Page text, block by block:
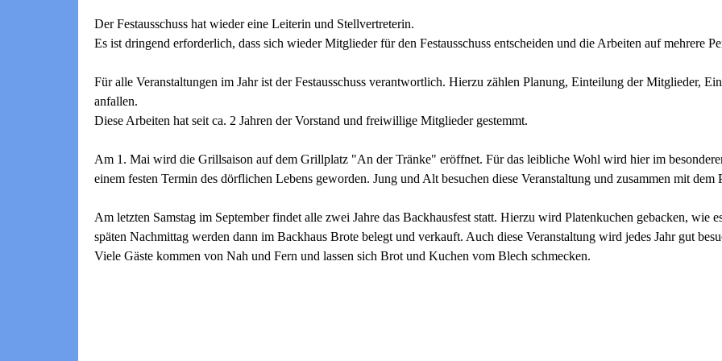
Der Festausschuss hat wieder eine Leiterin und Stellvertreterin.
Es ist dringend erforderlich, dass sich wieder Mitglieder für den Festausschuss entscheiden und die Arbeiten auf mehrere
Für alle Veranstaltungen im Jahr ist der Festausschuss verantwortlich. Hierzu zählen Planung, Einteilung der Mitglieder,
anfallen.
Diese Arbeiten hat seit ca. 2 Jahren der Vorstand und freiwillige Mitglieder gestemmt.
Am 1. Mai wird die Grillsaison auf dem Grillplatz "An der Tränke" eröffnet. Für das leibliche Wohl wird hier im
einem festen Termin des dörflichen Lebens geworden. Jung und Alt besuchen diese Veranstaltung und zusammen mit
Am letzten Samstag im September findet alle zwei Jahre das Backhausfest statt. Hierzu wird Platenkuchen gebacken, wie
späten Nachmittag werden dann im Backhaus Brote belegt und verkauft. Auch diese Veranstaltung wird jedes Jahr gut
Viele Gäste kommen von Nah und Fern und lassen sich Brot und Kuchen vom Blech schmecken.